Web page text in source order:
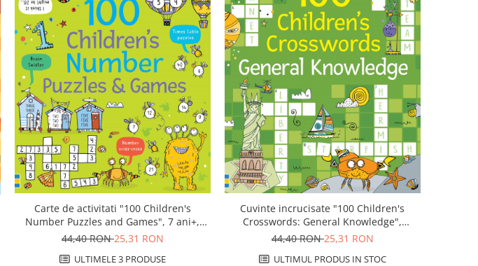
Carte de activitati "100 Children's
Number Puzzles and Games", 7 ani+,
Usborne
44,40 RON25,31 RON
ULTIMELE 3 PRODUSE
Cuvinte incrucisate "100 Children's
Crosswords: General Knowledge",
Usborne
44,40 RON25,31 RON
ULTIMUL PRODUS IN STOC